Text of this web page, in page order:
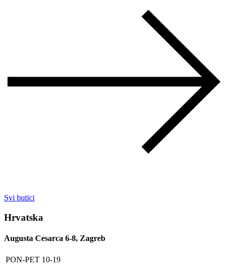
Svi butici
Hrvatska
Augusta Cesarca 6-8, Zagreb
PON-PET 10-19